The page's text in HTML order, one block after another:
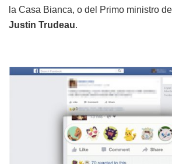
la Casa Bianca, o del Primo ministro
Justin Trudeau.